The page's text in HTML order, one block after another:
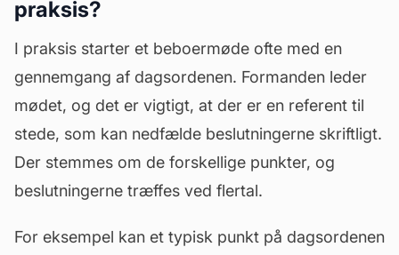
praksis?
I praksis starter et beboermøde ofte med en
gennemgang af dagsordenen. Formanden leder
mødet, og det er vigtigt, at der er en referent til
stede, som kan nedfælde beslutningerne skriftligt.
Der stemmes om de forskellige punkter, og
beslutningerne træffes ved flertal.
For eksempel kan et typisk punkt på dagsordenen